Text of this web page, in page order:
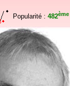
Popularité : 482ème